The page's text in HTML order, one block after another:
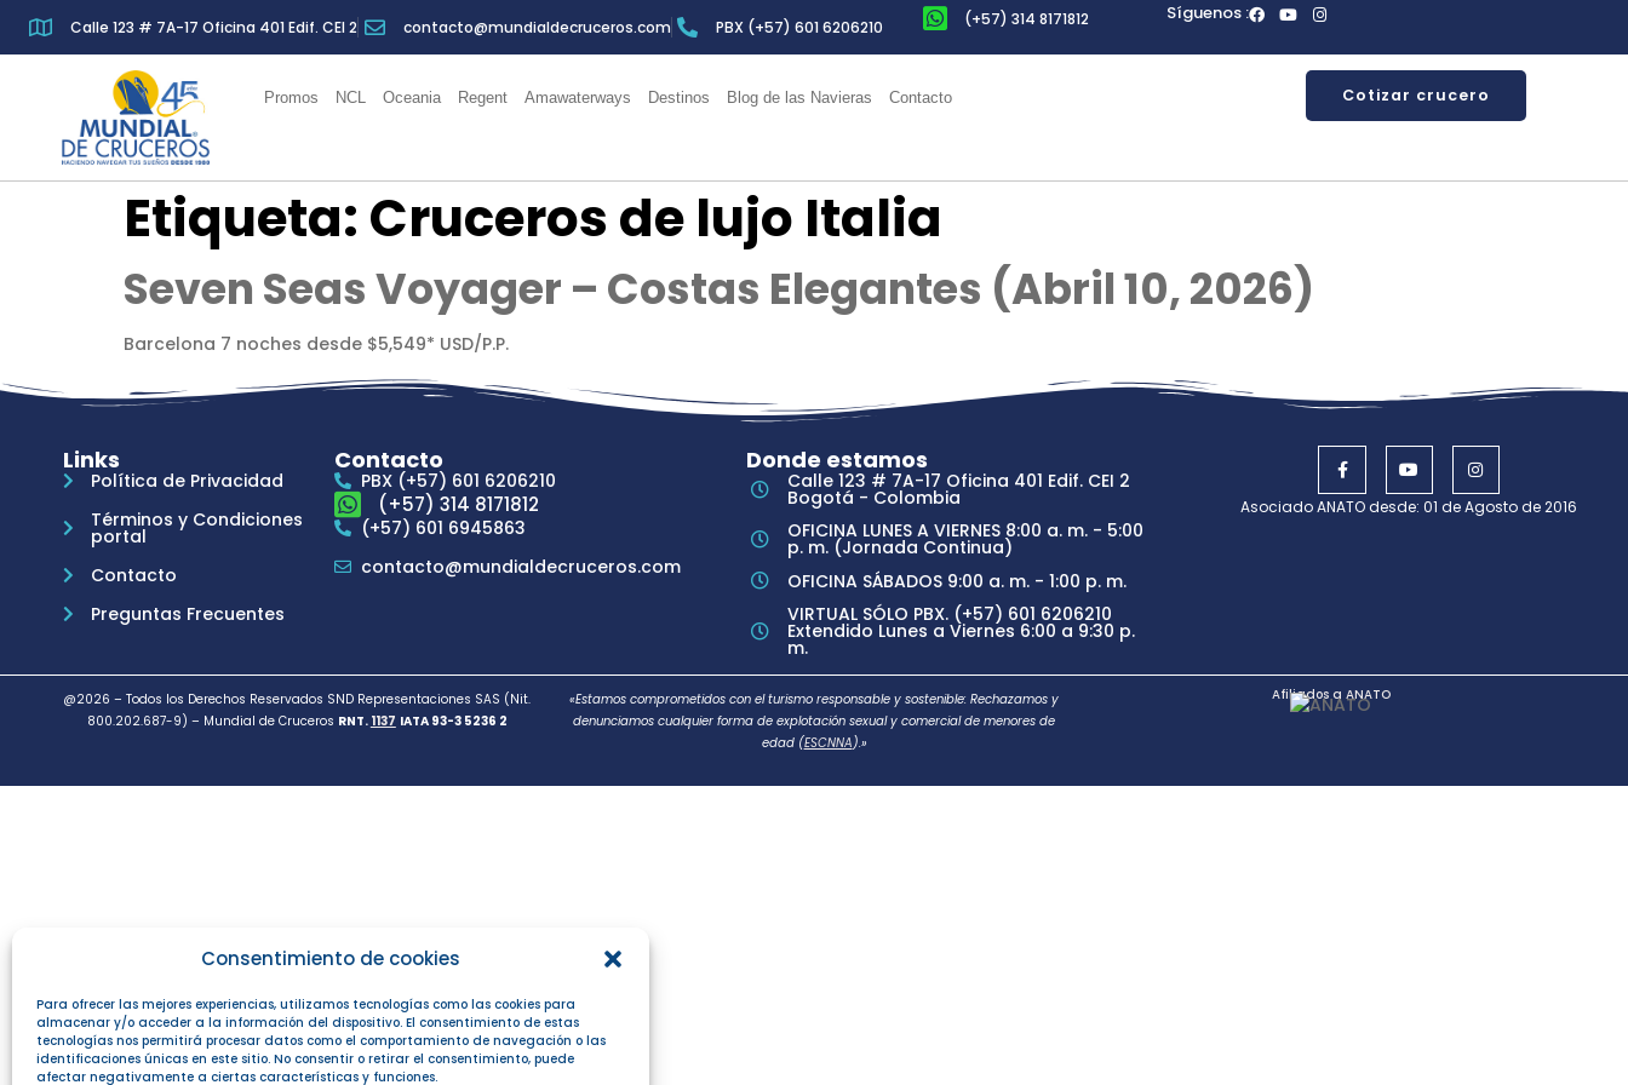
Consentimiento de cookies
Para ofrecer las mejores experiencias, utilizamos tecnologías como las cookies para
almacenar y/o acceder a la información del dispositivo. El consentimiento de estas
tecnologías nos permitirá procesar datos como el comportamiento de navegación o las
identificaciones únicas en este sitio. No consentir o retirar el consentimiento, puede
afectar negativamente a ciertas características y funciones.
Calle 123 # 7A-17 Oficina 401 Edif. CEI 2 contacto@mundialdecruceros.com PBX (+57) 601 6206210 (+57) 314 8171812 Síguenos :
Promos NCL Oceania Regent Amawaterways Destinos Blog de las Navieras Contacto Cotizar crucero
Etiqueta: Cruceros de lujo Italia
Seven Seas Voyager – Costas Elegantes (Abril 10, 2026)
Barcelona 7 noches desde $5,549* USD/P.P.
Links
Política de Privacidad
Términos y Condiciones
portal
Contacto
Preguntas Frecuentes
Contacto
PBX (+57) 601 6206210
(+57) 314 8171812
(+57) 601 6945863
contacto@mundialdecruceros.com
Donde estamos
Calle 123 # 7A-17 Oficina 401 Edif. CEI 2
Bogotá - Colombia
OFICINA LUNES A VIERNES 8:00 a. m. - 5:00
p. m. (Jornada Continua)
OFICINA SÁBADOS 9:00 a. m. - 1:00 p. m.
VIRTUAL SÓLO PBX. (+57) 601 6206210
Extendido Lunes a Viernes 6:00 a 9:30 p.
m.
Asociado ANATO desde: 01 de Agosto de 2016
@2026 – Todos los Derechos Reservados SND Representaciones SAS (Nit.
800.202.687-9) – Mundial de Cruceros RNT. 1137 IATA 93-3 5236 2
«Estamos comprometidos con el turismo responsable y sostenible: Rechazamos y
denunciamos cualquier forma de explotación sexual y comercial de menores de
edad (ESCNNA).»
Afiliados a ANATO